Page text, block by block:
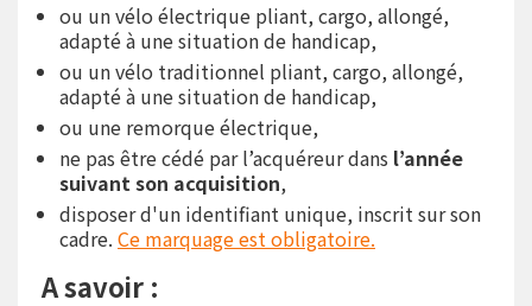
ou unvélo électrique pliant, cargo, allongé,
adapté à une situation de handicap,
ou un vélo traditionnel pliant, cargo, allongé,
adapté à une situation de handicap,
ou une remorque électrique,
ne pas être cédé par l’acquéreur dans l’année
suivant son acquisition,
disposer d'un identifiant unique, inscrit sur son
cadre. Ce marquage est obligatoire.
A savoir :